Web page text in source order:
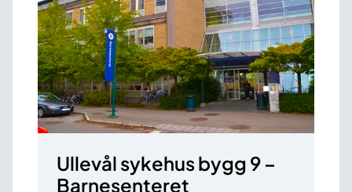
Ullevål sykehus bygg 9 –
Barnesenteret